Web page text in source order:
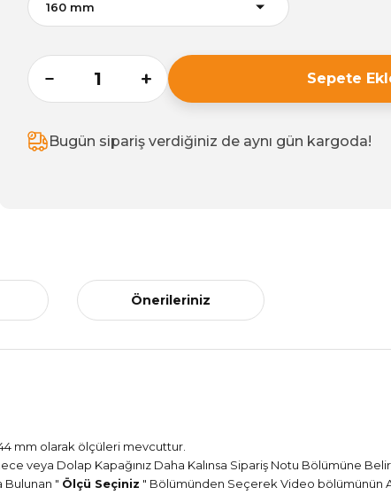
Sepete
Bugün sipariş verdiğiniz de aynı gün kargoda!
Önerileriniz
mm olarak ölçüleri mevcuttur.
veya Dolap Kapağınız Daha Kalınsa Sipariş Notu Bölümüne
Bulunan " Ölçü Seçiniz " Bölümünden Seçerek Video bölümünün